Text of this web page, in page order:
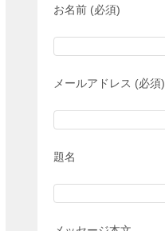
お名前 (必須)
メールアドレス (必須)
題名